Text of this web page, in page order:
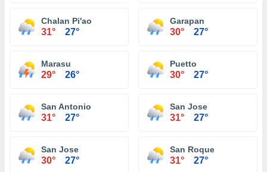
Chalan Pi'ao
31° 27°
Garapan
30° 27°
Marasu
29° 26°
Puetto
30° 27°
San Antonio
31° 27°
San Jose
31° 27°
San Jose
30° 27°
San Roque
31° 27°